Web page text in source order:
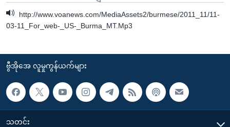
http://www.voanews.com/MediaAssets2/burmese/2011_11/11-
03-11_For_web-_US-_Burma_MT.Mp3
ဗွီအိုအေ လူမှုကွန်ယက်များ
သတင်း